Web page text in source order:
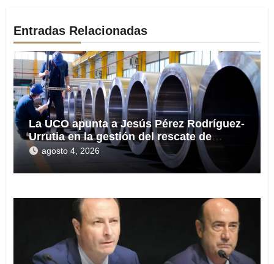
Entradas Relacionadas
La UCO apunta a Jesús Pérez Rodríguez-
Urrutia en la gestión del rescate de
Tubos Reunidos
agosto 4, 2026